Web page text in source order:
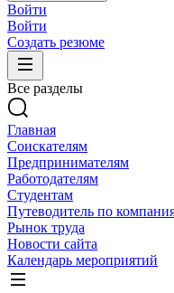
Войти
Войти
Создать резюме
Все разделы
Главная
Соискателям
Предпринимателям
Работодателям
Студентам
Путеводитель по
Рынок труда
Новости сайта
Календарь мероприятий